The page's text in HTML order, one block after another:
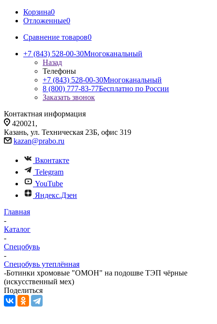
Корзина0
Отложенные0
Сравнение товаров0
+7 (843) 528-00-30Многоканальный
Назад
Телефоны
+7 (843) 528-00-30Многоканальный
8 (800) 777-83-77Бесплатно по России
Заказать звонок
Контактная информация
420021,
Казань, ул. Техническая 23Б, офис 319
kazan@prabo.ru
Вконтакте
Telegram
YouTube
Яндекс.Дзен
Главная
-
Каталог
-
Спецобувь
-
Спецобувь утеплённая
-Ботинки хромовые "ОМОН" на подошве ТЭП чёрные
(искусственный мех)
Поделиться